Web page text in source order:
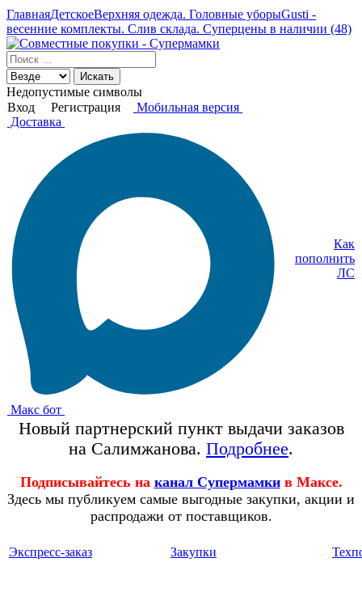
ГлавнаяДетскоеВерхняя одежда. Головные уборыGusti -
весенние комплекты. Слив склада. Суперцены в наличии (48)
Искать
Недопустимые символы
Вход
Регистрация
Мобильная версия
Доставка
Макс бот
Как
пополнить
ЛС
Новый партнерский пункт выдачи заказов
на Салимжанова. Подробнее.
Подписывайтесь на канал Супермамки в Максе.
Здесь мы публикуем самые выгодные закупки, акции и
распродажи от поставщиков.
Экспресс-заказ Закупки